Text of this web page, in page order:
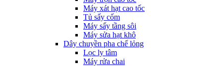
Máy xát hạt cao tốc
Tủ sấy cốm
Máy sấy tầng sôi
Máy sửa hạt khô
Dây chuyền pha chế lỏng
Lọc ly tâm
Máy rửa chai